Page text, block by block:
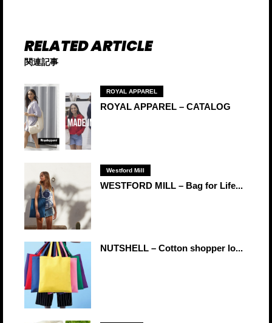
関連記事
ROYAL APPAREL
ROYAL APPAREL – CATALOG
Westford Mill
WESTFORD MILL – Bag for Life...
NUTSHELL – Cotton shopper lo...